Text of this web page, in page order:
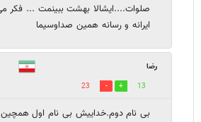
صلوات....ایشالا بهشت ببینمت ... فکر
ایرانه و رسانه همین صداوسیما
رضا
13
23
بی نام دوم.خداییش بی نام اول